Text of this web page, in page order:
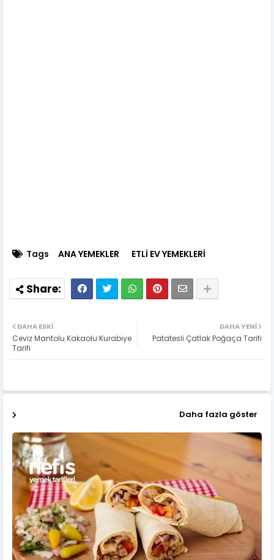
Tags ANA YEMEKLER ETLİ EV YEMEKLERİ
DAHA YENI
Patatesli Çatlak Poğaça Tarifi
DAHA ESKI
Ceviz Mantolu Kakaolu Kurabiye
Tarifi
Daha fazla göster